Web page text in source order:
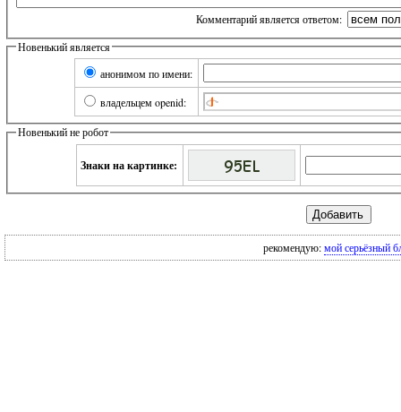
Комментарий является ответом:
Новенький является
анонимом по имени:
владельцем openid:
Новенький не робот
Знаки на картинке:
рекомендую: мой серьёзный